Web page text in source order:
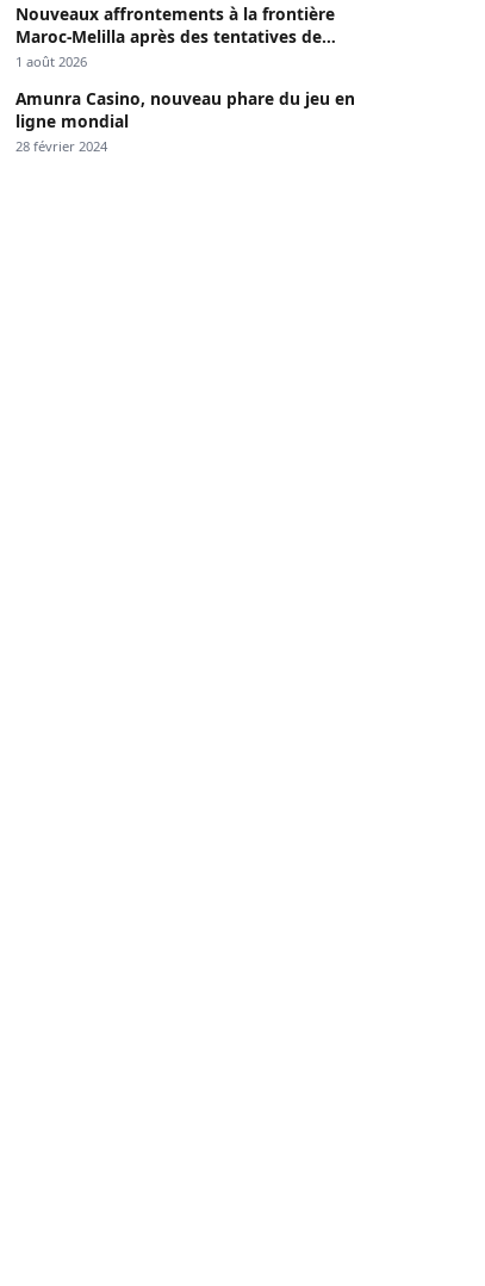
Nouveaux affrontements à la frontière
Maroc-Melilla après des tentatives de
passage
1 août 2026
Amunra Casino, nouveau phare du jeu en
ligne mondial
28 février 2024